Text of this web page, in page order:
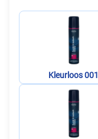
Kleurloos 001